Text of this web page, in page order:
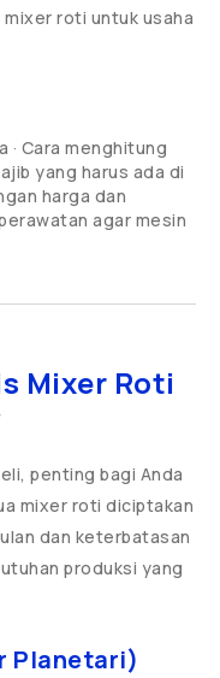
roti untuk usaha
Cara menghitung
yang harus ada di
harga dan
agar mesin
Mixer Roti
penting bagi Anda
mixer roti diciptakan
dan keterbatasan
produksi yang
Planetari)